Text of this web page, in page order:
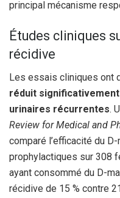
principal mécanisme
Études cliniques
récidive
Les essais cliniques ont
réduit
urinaires récurrentes.
Review for Medical and
comparé l’efficacité du
prophylactiques sur 308
ayant consommé du D-
récidive de 15 % contre